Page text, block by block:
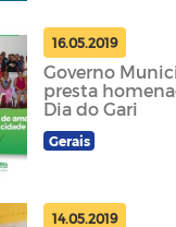
16.05.2019
Governo
presta
Dia do Gari
Gerais
14.05.2019